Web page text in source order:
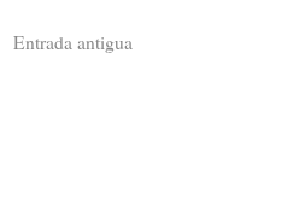
Entrada antigua